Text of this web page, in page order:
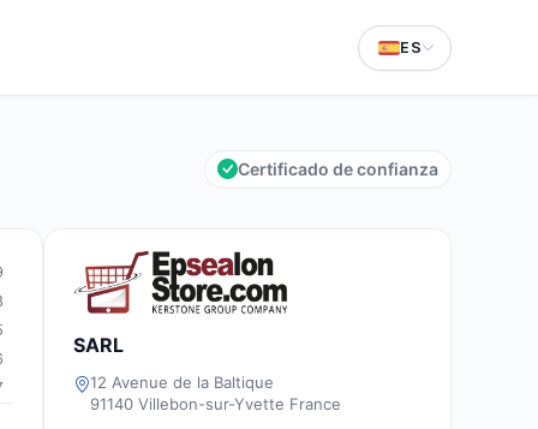
ES
Certificado de confianza
SARL
12 Avenue de la Baltique
91140 Villebon-sur-Yvette France